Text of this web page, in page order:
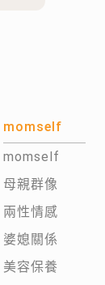
momself
momself
母親群像
兩性情感
婆媳關係
美容保養